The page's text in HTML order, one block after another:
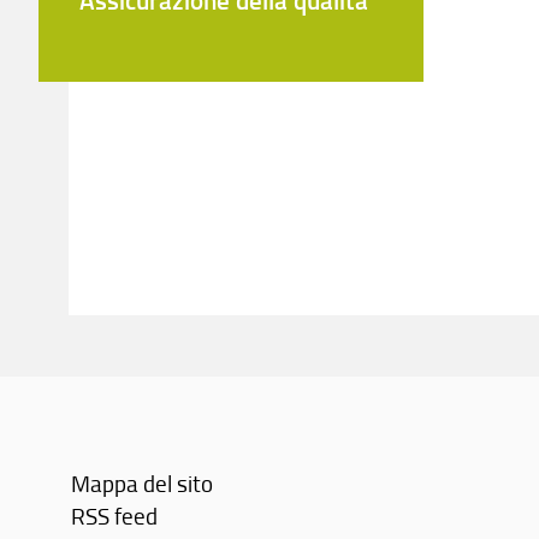
Mappa del sito
RSS feed